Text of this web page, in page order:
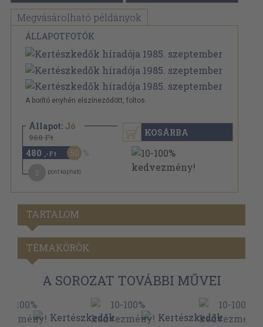
Megvásárolható példányok
ÁLLAPOTFOTÓK
A borító enyhén elszíneződött, foltos.
Állapot: Jó
960 Ft
480 ,-Ft 50
pont kapható
KOSÁRBA
TARTALOM
TÉMAKÖRÖK
A SOROZAT TOVÁBBI MŰVEI